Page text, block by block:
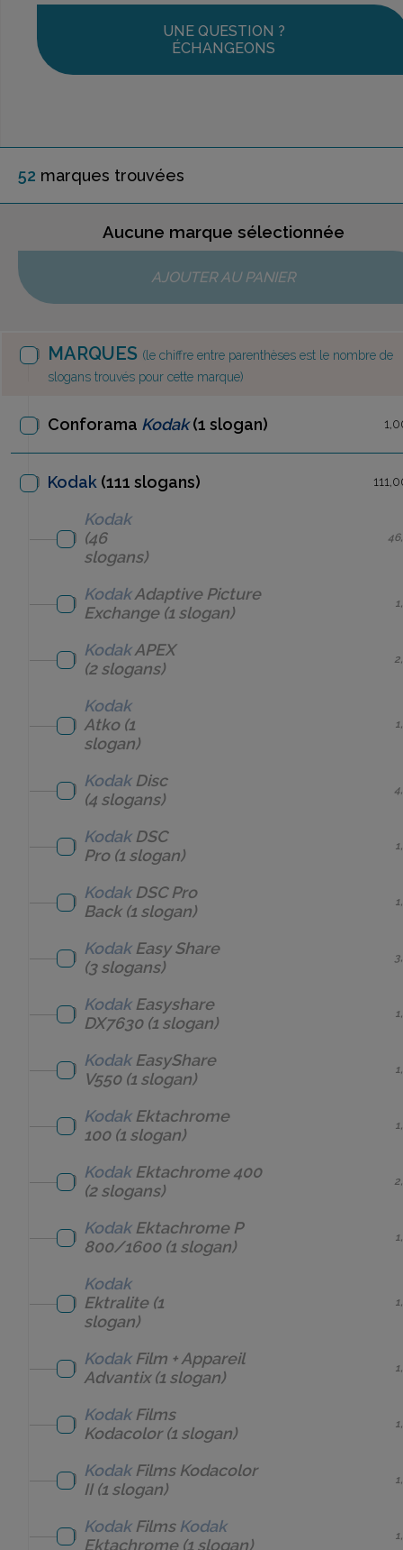
UNE QUESTION ?
ÉCHANGEONS
52 marques trouvées
Aucune marque sélectionnée
AJOUTER AU PANIER
MARQUES (le chiffre entre parenthèses est le nombre de
slogans trouvés pour cette marque)
Conforama Kodak(1 slogan)
Kodak (111 slogans)
Kodak
(46
slogans)
KodakAdaptive Picture
Exchange(1 slogan)
KodakAPEX
(2 slogans)
Kodak
Atko(1
slogan)
Kodak Disc
(4 slogans)
Kodak DSC
Pro(1 slogan)
Kodak DSC Pro
Back(1 slogan)
Kodak Easy Share
(3 slogans)
Kodak Easyshare
DX7630(1 slogan)
Kodak EasyShare
V550(1 slogan)
Kodak Ektachrome
100(1 slogan)
Kodak Ektachrome 400
(2 slogans)
Kodak Ektachrome P
800/1600(1 slogan)
Kodak
Ektralite(1
slogan)
Kodak Film + Appareil
Advantix(1 slogan)
Kodak Films
Kodacolor(1 slogan)
Kodak Films Kodacolor
II(1 slogan)
Kodak Films Kodak
Ektachrome(1 slogan)